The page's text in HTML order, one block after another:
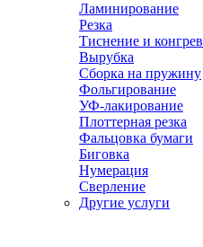
Ламинирование
Резка
Тиснение и конгрев
Вырубка
Сборка на пружину
Фольгирование
УФ-лакирование
Плоттерная резка
Фальцовка бумаги
Биговка
Нумерация
Сверление
Другие услуги